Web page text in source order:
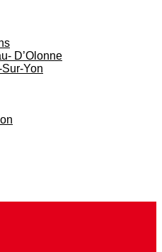
D’Olonne
Yon